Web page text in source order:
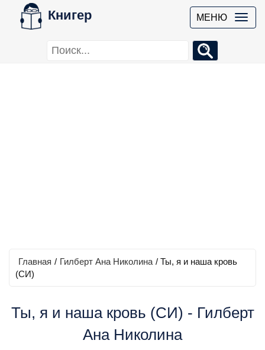
Книгер МЕНЮ
Главная / Гилберт Ана Николина / Ты, я и наша кровь
(СИ)
Ты, я и наша кровь (СИ) - Гилберт
Ана Николина